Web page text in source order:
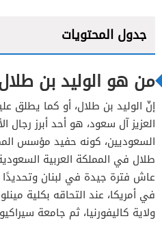
جدول المحتويات
معلومات أخرى عن ثروة
انجازات أخرى للوليد بن
من هو الوليد بن
إنّ الوليد بن طلال، أو كما يطلق
العزيز آل سعود، هو أحد أبرز رجال
السعوديين، كونه حفيد مؤسس
طلال في المملكة العربية
عاش فترة جيدة في لبنان
في أمريكا، عند التحاقه بكلية
ولاية كاليفورنيا، ثم جامعة